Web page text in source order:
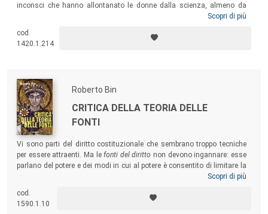
inconsci che hanno allontanato le donne dalla scienza, almeno da
quella ufficiale. Eppure, da sempre le donne hanno dato il loro
dalle accademie dove si costruiva la narrazione delle grandi scoperte
scientifiche.
Scopri di più
cod.
1420.1.214
Roberto Bin
CRITICA DELLA TEORIA DELLE
FONTI
Vi sono parti del diritto costituzionale che sembrano troppo tecniche
per essere attraenti. Ma lefonti del diritto non devono ingannare: esse
parlano del potere e dei modi in cui al potere è consentito di limitare la
queste pagine sono dedicate, nella
distinguere ciò che
può limitare i nostri diritti e ciò che invece non lo
può fare.
Scopri di più
cod.
1590.1.10